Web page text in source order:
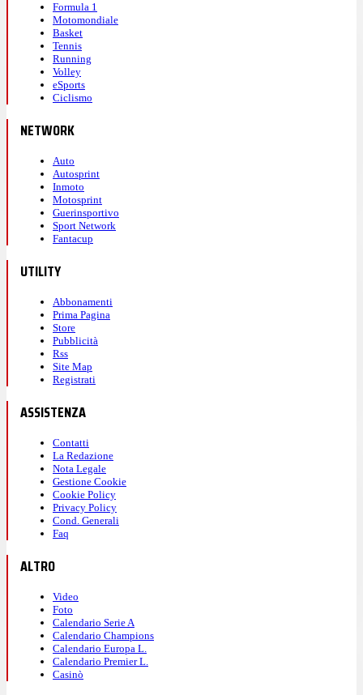
Formula 1
Motomondiale
Basket
Tennis
Running
Volley
eSports
Ciclismo
NETWORK
Auto
Autosprint
Inmoto
Motosprint
Guerinsportivo
Sport Network
Fantacup
UTILITY
Abbonamenti
Prima Pagina
Store
Pubblicità
Rss
Site Map
Registrati
ASSISTENZA
Contatti
La Redazione
Nota Legale
Gestione Cookie
Cookie Policy
Privacy Policy
Cond. Generali
Faq
ALTRO
Video
Foto
Calendario Serie A
Calendario Champions
Calendario Europa L.
Calendario Premier L.
Casinò